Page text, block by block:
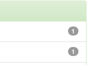
1
1